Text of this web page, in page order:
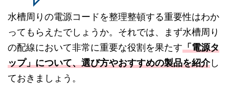
水槽周りの電源コードを整理整頓する重要性はわか
ってもらえたでしょうか。それでは、まず水槽周り
の配線において非常に重要な役割を果たす「電源タ
ップ」について、選び方やおすすめの製品を紹介し
ておきましょう。